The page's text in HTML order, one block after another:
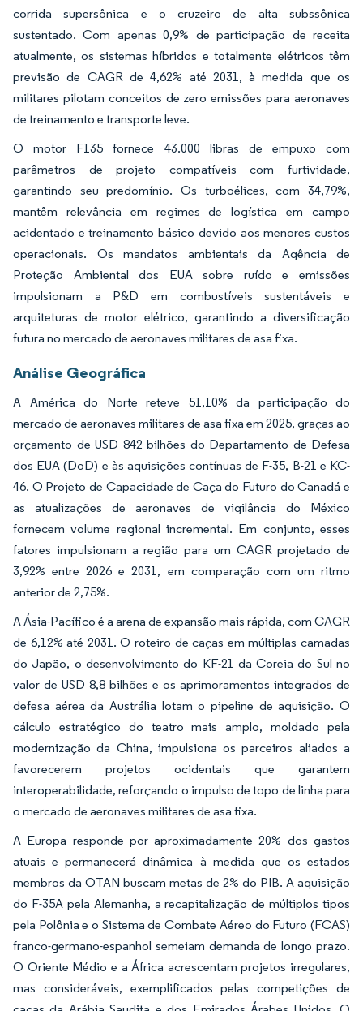
corrida supersônica e o cruzeiro de alta subssônica
sustentado. Com apenas 0,9% de participação de receita
atualmente, os sistemas híbridos e totalmente elétricos têm
previsão de CAGR de 4,62% até 2031, à medida que os
militares pilotam conceitos de zero emissões para aeronaves
de treinamento e transporte leve.
O motor F135 fornece 43.000 libras de empuxo com
parâmetros de projeto compatíveis com furtividade,
garantindo seu predomínio. Os turboélices, com 34,79%,
mantêm relevância em regimes de logística em campo
acidentado e treinamento básico devido aos menores custos
operacionais. Os mandatos ambientais da Agência de
Proteção Ambiental dos EUA sobre ruído e emissões
impulsionam a P&D em combustíveis sustentáveis e
arquiteturas de motor elétrico, garantindo a diversificação
futura no mercado de aeronaves militares de asa fixa.
Análise Geográfica
A América do Norte reteve 51,10% da participação do
mercado de aeronaves militares de asa fixa em 2025, graças ao
orçamento de USD 842 bilhões do Departamento de Defesa
dos EUA (DoD) e às aquisições contínuas de F-35, B-21 e KC-
46. O Projeto de Capacidade de Caça do Futuro do Canadá e
as atualizações de aeronaves de vigilância do México
fornecem volume regional incremental. Em conjunto, esses
fatores impulsionam a região para um CAGR projetado de
3,92% entre 2026 e 2031, em comparação com um ritmo
anterior de 2,75%.
A Ásia-Pacífico é a arena de expansão mais rápida, com CAGR
de 6,12% até 2031. O roteiro de caças em múltiplas camadas
do Japão, o desenvolvimento do KF-21 da Coreia do Sul no
valor de USD 8,8 bilhões e os aprimoramentos integrados de
defesa aérea da Austrália lotam o pipeline de aquisição. O
cálculo estratégico do teatro mais amplo, moldado pela
modernização da China, impulsiona os parceiros aliados a
favorecerem projetos ocidentais que garantem
interoperabilidade, reforçando o impulso de topo de linha para
o mercado de aeronaves militares de asa fixa.
A Europa responde por aproximadamente 20% dos gastos
atuais e permanecerá dinâmica à medida que os estados
membros da OTAN buscam metas de 2% do PIB. A aquisição
do F-35A pela Alemanha, a recapitalização de múltiplos tipos
pela Polônia e o Sistema de Combate Aéreo do Futuro (FCAS)
franco-germano-espanhol semeiam demanda de longo prazo.
O Oriente Médio e a África acrescentam projetos irregulares,
mas consideráveis, exemplificados pelas competições de